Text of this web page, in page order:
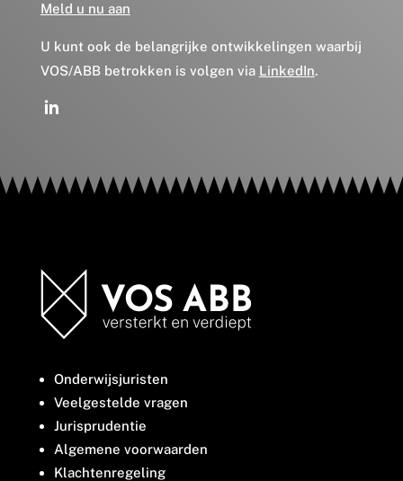
Meld u nu aan
U kunt ook de belangrijke ontwikkelingen waarbij
VOS/ABB betrokken is volgen via LinkedIn.
Onderwijsjuristen
Veelgestelde vragen
Jurisprudentie
Algemene voorwaarden
Klachtenregeling